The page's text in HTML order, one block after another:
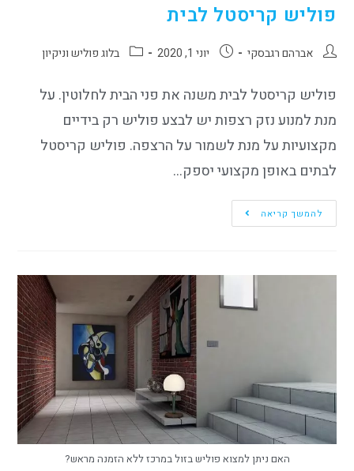
פוליש קריסטל לבית
אברהם רגבסקי יוני 1, 2020 בלוג פוליש וניקיון
פוליש קריסטל לבית משנה את פני הבית לחלוטין. על
מנת למנוע נזק רצפות יש לבצע פוליש רק בידיים
מקצועיות על מנת לשמור על הרצפה. פוליש קריסטל
לבתים באופן מקצועי יספק…
להמשך קריאה
האם ניתן למצוא פוליש בזול במרכז ללא הזמנה מראש?